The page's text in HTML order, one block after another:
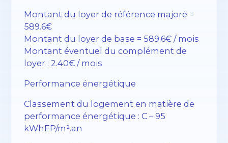
Montant du loyer de référence majoré =
589.6€
Montant du loyer de base = 589.6€ / mois
Montant éventuel du complément de
loyer : 2.40€ / mois
Performance énergétique
Classement du logement en matière de
performance énergétique : C – 95
kWhEP/m².an